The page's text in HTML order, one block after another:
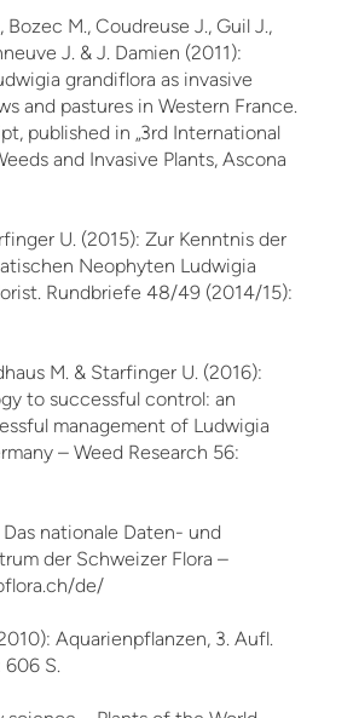
Bozec M., Coudreuse J., Guil J.,
J. & J. Damien (2011):
grandiflora as invasive
and pastures in Western France.
published in „3rd International
and Invasive Plants, Ascona
U. (2015): Zur Kenntnis der
Neophyten Ludwigia
Rundbriefe 48/49 (2014/15):
M. & Starfinger U. (2016):
to successful control: an
management of Ludwigia
– Weed Research 56:
nationale Daten- und
der Schweizer Flora –
de/
Aquarienpflanzen, 3. Aufl.
606 S.